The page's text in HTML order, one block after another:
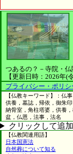
つあるの？－寺院・
【更新日時：2026年(
プライバシー・ポリシ
【仏教キーワード】：仏
供養，墓誌，帰依，御朱
納骨室，角柱塔婆，供養
盆，仏恩，法事，法名
クリックして追
【仏教関連用語】
日本国憲法
自然葬について知る